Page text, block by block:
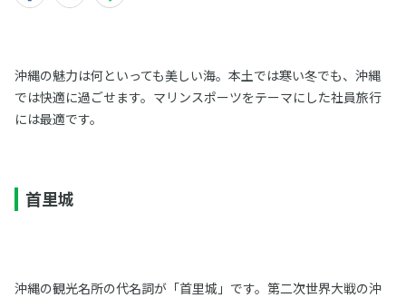
沖縄の魅力は何といっても美しい海。本土では寒い冬でも、沖縄
では快適に過ごせます。マリンスポーツをテーマにした社員旅行
には最適です。
首里城
沖縄の観光名所の代名詞が「首里城」です。第二次世界大戦の沖